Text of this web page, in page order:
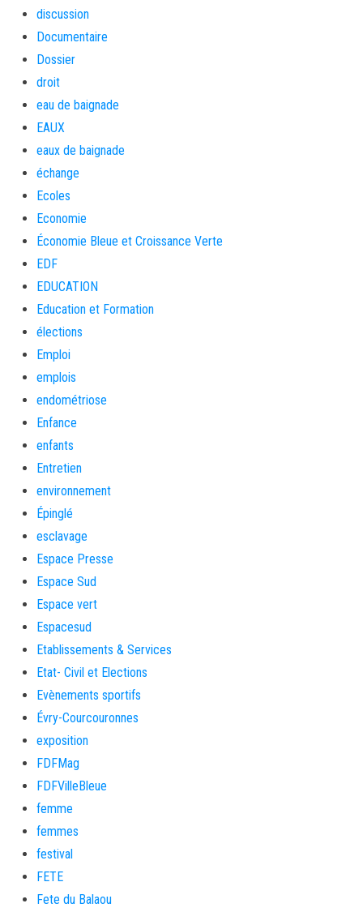
discussion
Documentaire
Dossier
droit
eau de baignade
EAUX
eaux de baignade
échange
Ecoles
Economie
Économie Bleue et Croissance Verte
EDF
EDUCATION
Education et Formation
élections
Emploi
emplois
endométriose
Enfance
enfants
Entretien
environnement
Épinglé
esclavage
Espace Presse
Espace Sud
Espace vert
Espacesud
Etablissements & Services
Etat- Civil et Elections
Evènements sportifs
Évry-Courcouronnes
exposition
FDFMag
FDFVilleBleue
femme
femmes
festival
FETE
Fete du Balaou